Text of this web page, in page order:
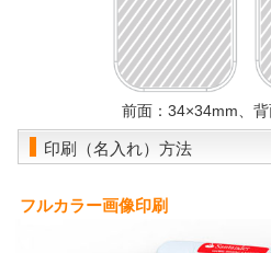
前面：34×34mm、
印刷（名入れ）方法
フルカラー画像印刷